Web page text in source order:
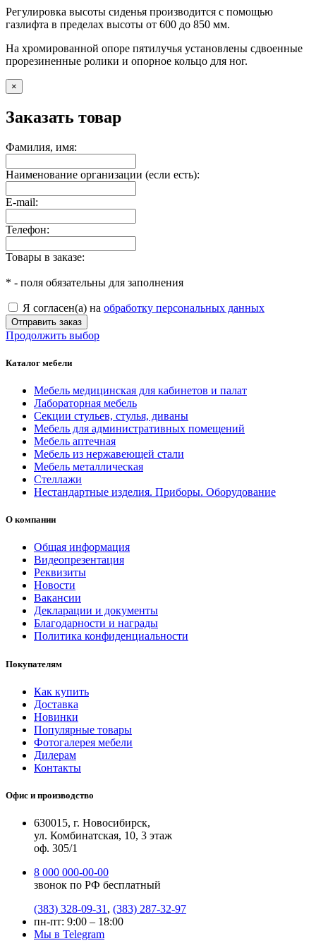
Регулировка высоты сиденья производится с помощью
газлифта в пределах высоты от 600 до 850 мм.
На хромированной опоре пятилучья установлены сдвоенные
прорезиненные ролики и опорное кольцо для ног.
×
Заказать товар
Фамилия, имя:
Наименование организации (если есть):
E-mail:
Телефон:
Товары в заказе:
* - поля обязательны для заполнения
Я согласен(а) на обработку персональных данных
Отправить заказ
Продолжить выбор
Каталог мебели
Мебель медицинская для кабинетов и палат
Лабораторная мебель
Секции стульев, стулья, диваны
Мебель для административных помещений
Мебель аптечная
Мебель из нержавеющей стали
Мебель металлическая
Стеллажи
Нестандартные изделия. Приборы. Оборудование
О компании
Общая информация
Видеопрезентация
Реквизиты
Новости
Вакансии
Декларации и документы
Благодарности и награды
Политика конфиденциальности
Покупателям
Как купить
Доставка
Новинки
Популярные товары
Фотогалерея мебели
Дилерам
Контакты
Офис и производство
630015, г. Новосибирск,
ул. Комбинатская, 10, 3 этаж
оф. 305/1
8 000 000-00-00
звонок по РФ бесплатный
(383) 328-09-31 , (383) 287-32-97
пн-пт: 9:00 – 18:00
Мы в Telegram